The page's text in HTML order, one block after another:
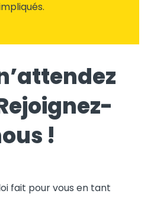
!
fait pour vous en tant